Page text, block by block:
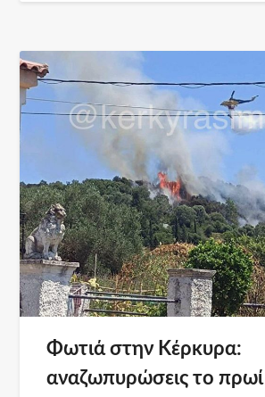
Φωτιά στην Κέρκυρα:
αναζωπυρώσεις το πρωί